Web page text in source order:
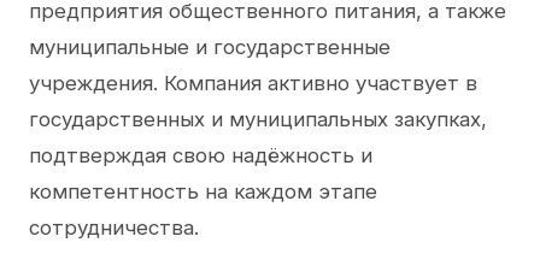
предприятия общественного питания, а также
муниципальные и государственные
учреждения. Компания активно участвует в
государственных и муниципальных закупках,
подтверждая свою надёжность и
компетентность на каждом этапе
сотрудничества.